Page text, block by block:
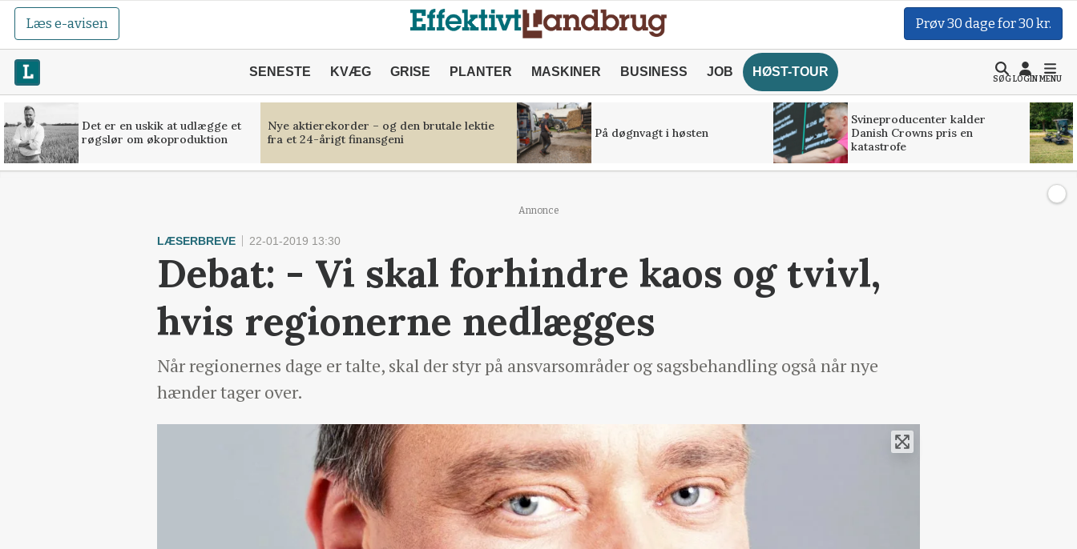
Læs e-avisen Prøv 30 dage for 30 kr.
SENESTE KVÆG GRISE PLANTER MASKINER BUSINESS JOB HØST-TOUR
SØGLOGINMENU
Det er en uskik at udlægge et
røgslør om økoproduktion
Nye aktierekorder – og den brutale lektie
fra et 24-årigt finansgeni
På døgnvagt i høsten
Svineproducenter kalder
Danish Crowns pris en
katastrofe
Annonce
LÆSERBREVE 22-01-2019 13:30
Debat: - Vi skal forhindre kaos og tvivl,
hvis regionerne nedlægges
Når regionernes dage er talte, skal der styr på ansvarsområder og sagsbehandling også når nye
hænder tager over.